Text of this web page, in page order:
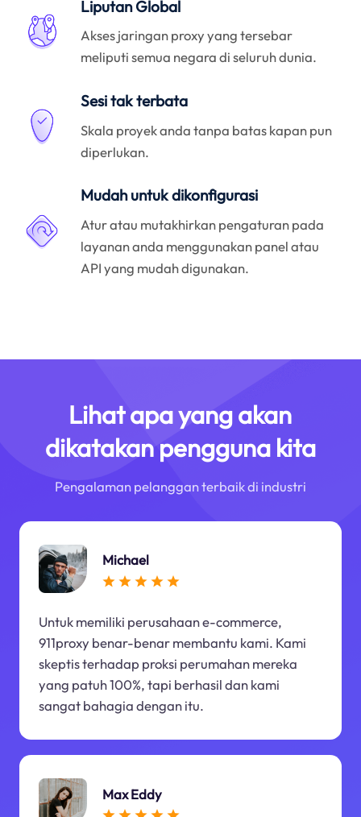
Liputan Global
Akses jaringan proxy yang tersebar
meliputi semua negara di seluruh dunia.
Sesi tak terbata
Skala proyek anda tanpa batas kapan pun
diperlukan.
Mudah untuk dikonfigurasi
Atur atau mutakhirkan pengaturan pada
layanan anda menggunakan panel atau
API yang mudah digunakan.
Lihat apa yang akan
dikatakan pengguna kita
Pengalaman pelanggan terbaik di industri
Michael
Untuk memiliki perusahaan e-commerce,
911proxy benar-benar membantu kami. Kami
skeptis terhadap proksi perumahan mereka
yang patuh 100%, tapi berhasil dan kami
sangat bahagia dengan itu.
Max Eddy